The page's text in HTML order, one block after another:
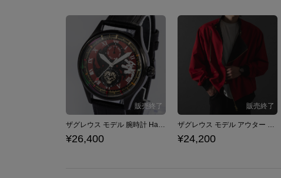
ザグレウス モデル 腕時計 Hades ハデス
¥26,400
ザグレウス モデル アウター Hades ハデス
¥24,200